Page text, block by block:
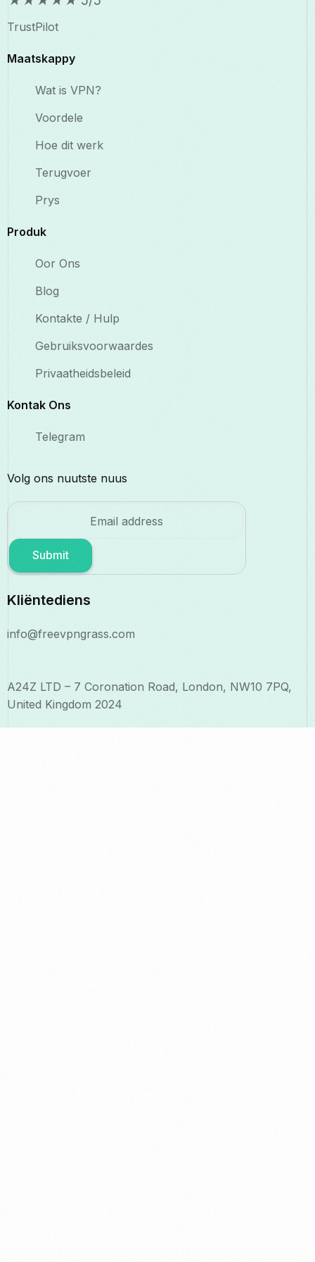
TrustPilot
Maatskappy
Wat is VPN?
Voordele
Hoe dit werk
Terugvoer
Prys
Produk
Oor Ons
Blog
Kontakte / Hulp
Gebruiksvoorwaardes
Privaatheidsbeleid
Kontak Ons
Telegram
Volg ons nuutste nuus
Submit
Kliëntediens
info@freevpngrass.com
A24Z LTD – 7 Coronation Road, London, NW10 7PQ,
United Kingdom 2024